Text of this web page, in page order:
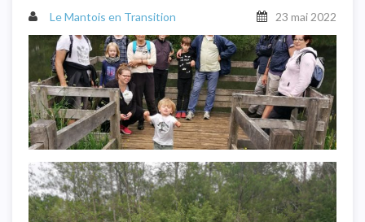
Le Mantois en Transition 23 mai 2022